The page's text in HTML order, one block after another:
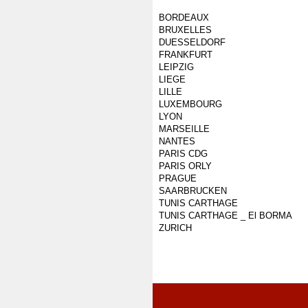
BORDEAUX
BRUXELLES
DUESSELDORF
FRANKFURT
LEIPZIG
LIEGE
LILLE
LUXEMBOURG
LYON
MARSEILLE
NANTES
PARIS CDG
PARIS ORLY
PRAGUE
SAARBRUCKEN
TUNIS CARTHAGE
TUNIS CARTHAGE _ El BORMA
ZURICH